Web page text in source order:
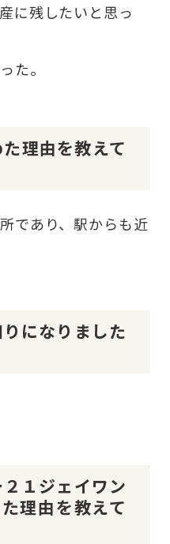
に残したいと思っ
た。
理由を教えて
であり、駅からも近
になりました
１ジェイワン
理由を教えて